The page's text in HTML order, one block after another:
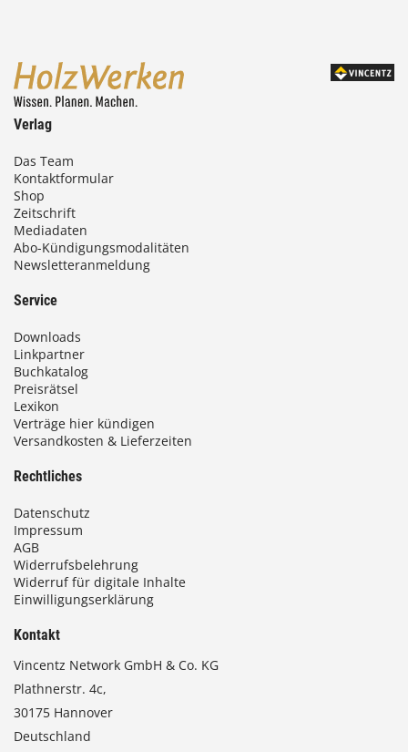
0
€
Verlag
Das Team
Kontaktformular
Shop
Zeitschrift
Mediadaten
Abo-Kündigungsmodalitäten
Newsletteranmeldung
Service
Downloads
Linkpartner
Buchkatalog
Preisrätsel
Lexikon
Verträge hier kündigen
Versandkosten & Lieferzeiten
Rechtliches
Datenschutz
Impressum
AGB
Widerrufsbelehrung
Widerruf für digitale Inhalte
Einwilligungserklärung
Kontakt
Vincentz Network GmbH & Co. KG
Plathnerstr. 4c,
30175 Hannover
Deutschland